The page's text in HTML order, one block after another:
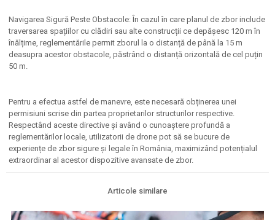
Navigarea Sigură Peste Obstacole: În cazul în care planul de zbor include
traversarea spațiilor cu clădiri sau alte construcții ce depășesc 120 m în
înălțime, reglementările permit zborul la o distanță de până la 15 m
deasupra acestor obstacole, păstrând o distanță orizontală de cel puțin
50 m.
Pentru a efectua astfel de manevre, este necesară obținerea unei
permisiuni scrise din partea proprietarilor structurilor respective.
Respectând aceste directive și având o cunoaștere profundă a
reglementărilor locale, utilizatorii de drone pot să se bucure de
experiențe de zbor sigure și legale în România, maximizând potențialul
extraordinar al acestor dispozitive avansate de zbor.
Articole similare